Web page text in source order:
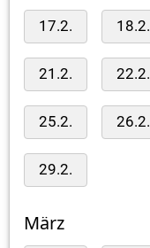
17.2. 18.2.
21.2. 22.2.
25.2. 26.2.
29.2.
März